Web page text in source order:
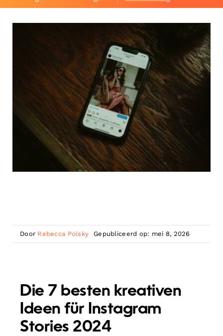
Door Rebecca Polsky Gepubliceerd op: mei 8, 2026
Die 7 besten kreativen
Ideen für Instagram
Stories 2024